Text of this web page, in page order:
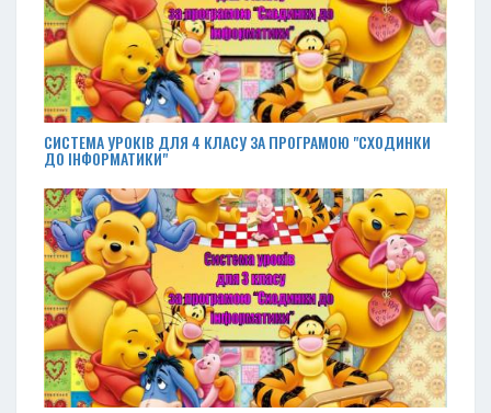
СИСТЕМА УРОКІВ ДЛЯ 4 КЛАСУ ЗА ПРОГРАМОЮ "СХОДИНКИ
ДО ІНФОРМАТИКИ"